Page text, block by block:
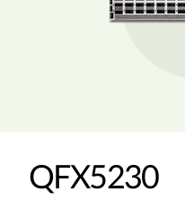
QFX5230